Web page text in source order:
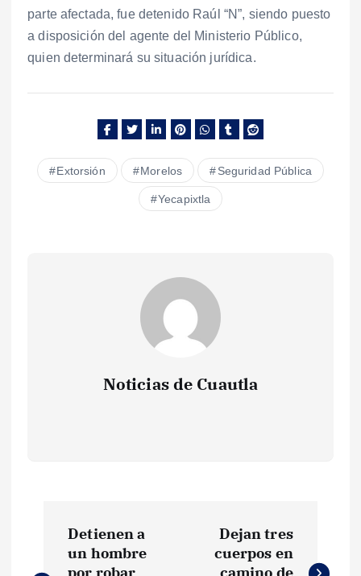
parte afectada, fue detenido Raúl “N”, siendo puesto
a disposición del agente del Ministerio Público,
quien determinará su situación jurídica.
Extorsión Morelos Seguridad Pública
Yecapixtla
Noticias de Cuautla
Detienen a
un hombre
Dejan tres
cuerpos en